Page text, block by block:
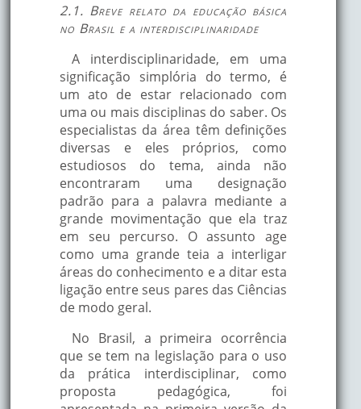
2.1. Breve relato da educação básica
no Brasil e a interdisciplinaridade
A interdisciplinaridade, em uma
significação simplória do termo, é
um ato de estar relacionado com
uma ou mais disciplinas do saber. Os
especialistas da área têm definições
diversas e eles próprios, como
estudiosos do tema, ainda não
encontraram uma designação
padrão para a palavra mediante a
grande movimentação que ela traz
em seu percurso. O assunto age
como uma grande teia a interligar
áreas do conhecimento e a ditar esta
ligação entre seus pares das Ciências
de modo geral.
No Brasil, a primeira ocorrência
que se tem na legislação para o uso
da prática interdisciplinar, como
proposta pedagógica, foi